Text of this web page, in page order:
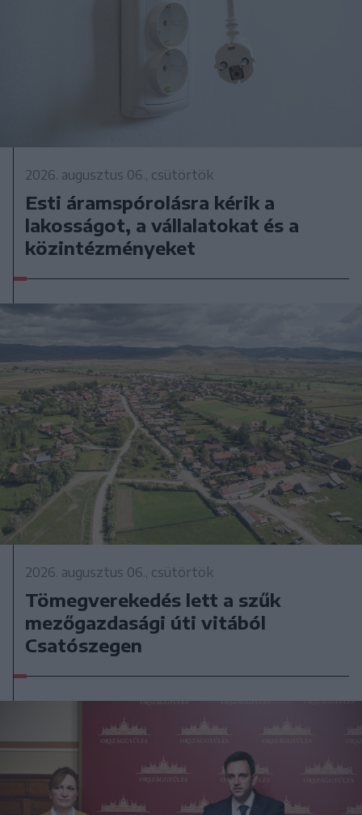
2026. augusztus 06., csütörtök
Esti áramspórolásra kérik a
lakosságot, a vállalatokat és a
közintézményeket
2026. augusztus 06., csütörtök
Tömegverekedés lett a szűk
mezőgazdasági úti vitából
Csatószegen